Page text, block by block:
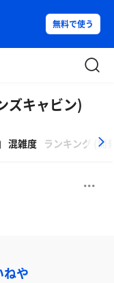
無料で使う
ズキャビン)
混雑度 ランキング 開
ねや